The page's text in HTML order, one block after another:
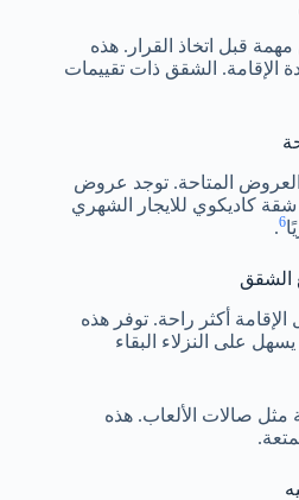
مهمة قبل اتخاذ القرار. هذه
الإقامة. الشقق ذات تقييمات
المتاحة. توجد عروض
كاديكوي للايجار الشهري
6
.
الشقق
الإقامة أكثر راحة. توفر هذه
على النزلاء البقاء
صالات الألعاب. هذه